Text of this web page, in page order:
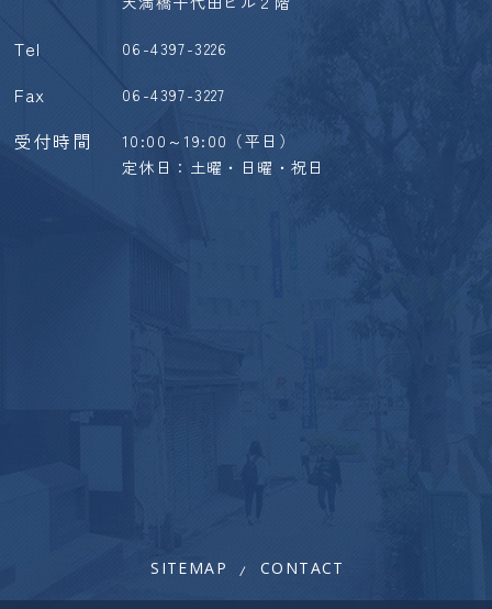
Tel 06-4397-3226
Fax 06-4397-3227
受付時間
10:00～19:00（平日）
定休日：土曜・日曜・祝日
SITEMAP CONTACT